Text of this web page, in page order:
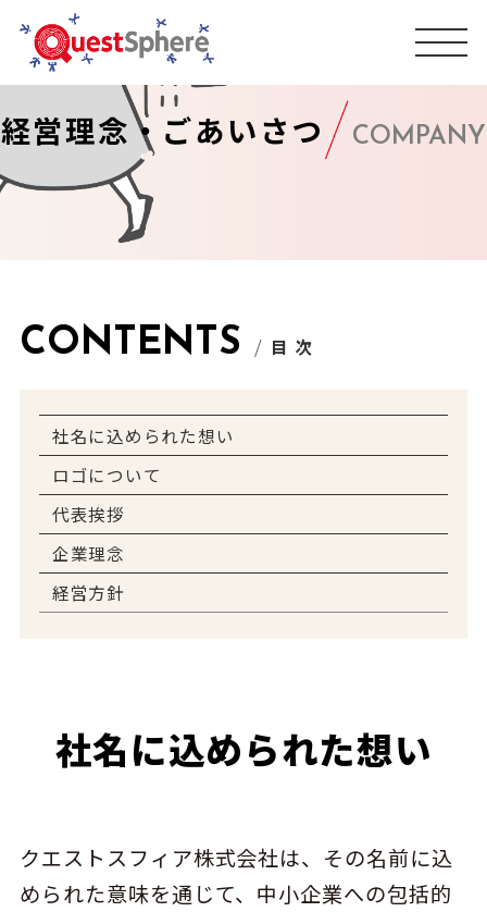
経営理念・ごあいさつ COMPANY
CONTENTS / 目 次
社名に込められた想い
ロゴについて
代表挨拶
企業理念
経営方針
社名に込められた想い
クエストスフィア株式会社は、その名前に込
められた意味を通じて、中小企業への包括的